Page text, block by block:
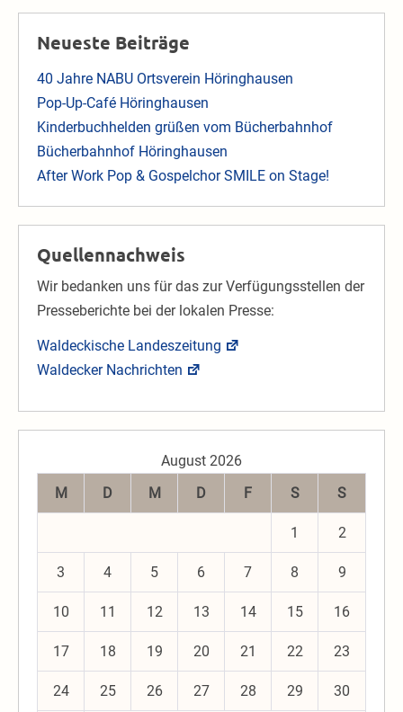
Neueste Beiträge
40 Jahre NABU Ortsverein Höringhausen
Pop-Up-Café Höringhausen
Kinderbuchhelden grüßen vom Bücherbahnhof
Bücherbahnhof Höringhausen
After Work Pop & Gospelchor SMILE on Stage!
Quellennachweis
Wir bedanken uns für das zur Verfügungsstellen der
Presseberichte bei der lokalen Presse:
Waldeckische Landeszeitung
Waldecker Nachrichten
August 2026
M
D M D F S S
1 2
3 4 5 6 7 8 9
10 11 12 13 14 15 16
17 18 19 20 21 22 23
24 25 26 27 28 29 30